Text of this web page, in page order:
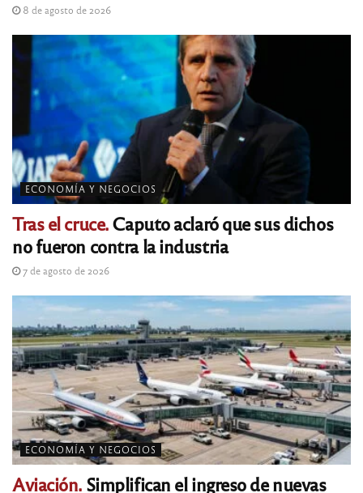
8 de agosto de 2026
ECONOMÍA Y NEGOCIOS
Tras el cruce.Caputo aclaró que sus dichos
no fueron contra la industria
7 de agosto de 2026
ECONOMÍA Y NEGOCIOS
Aviación. Simplifican el ingreso de nuevas